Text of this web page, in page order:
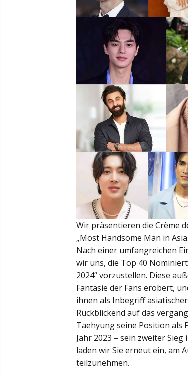
Wir präsentieren die Crème
„Most Handsome Man in Asia
Nach einer umfangreichen
wir uns, die Top 40
2024“ vorzustellen. Diese
Fantasie der Fans erobert,
ihnen als Inbegriff
Rückblickend auf das
Taehyung seine Position als
Jahr 2023 – sein zweiter
laden wir Sie erneut ein, am
teilzunehmen.